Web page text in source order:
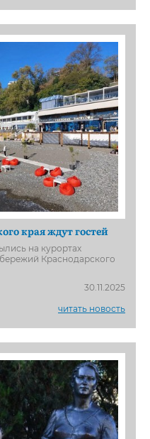
края ждут гостей
на курортах
Краснодарского
30.11.2025
читать новость